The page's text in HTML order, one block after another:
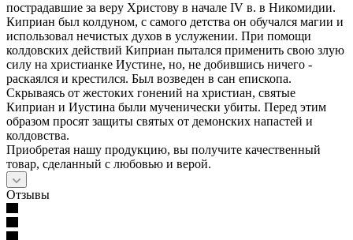
пострадавшие за веру Христову в начале IV в. в Никомидии.
Киприан был колдуном, с самого детства он обучался магии и
использовал нечистых духов в услужении. При помощи
колдовских действий Киприан пытался применить свою злую
силу на христианке Иустине, но, не добившись ничего -
раскаялся и крестился. Был возведен в сан епископа.
Скрываясь от жестоких гонений на христиан, святые
Киприан и Иустина были мученически убиты. Перед этим
образом просят защиты святых от демонских напастей и
колдовства.
Приобретая нашу продукцию, вы получите качественный
товар, сделанный с любовью и верой.
Отзывы